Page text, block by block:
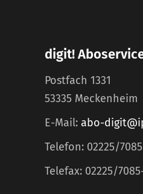
digit!
Postfach 1331
53335 Meckenheim
E-Mail: abo-
Telefon: 02225/
Telefax: 02225/